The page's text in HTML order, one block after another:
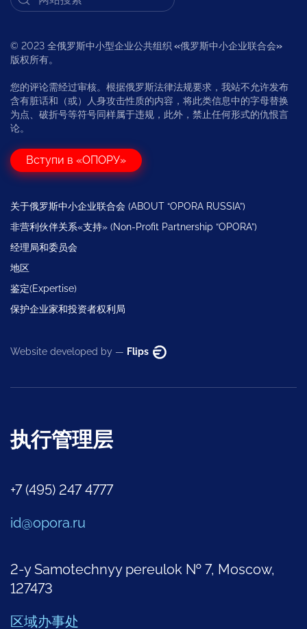
© 2023 全俄罗斯中小型企业公共组织 «俄罗斯中小企业联合会»
版权所有。
您的评论需经过审核。根据俄罗斯法律法规要求，我站不允许发布
含有脏话和（或）人身攻击性质的内容，将此类信息中的字母替换
为点、破折号等符号同样属于违规，此外，禁止任何形式的仇恨言
论。
Вступи в «ОПОРУ»
关于俄罗斯中小企业联合会 (ABOUT “OPORA RUSSIA”)
非营利伙伴关系«支持» (Non-Profit Partnership “OPORA”)
经理局和委员会
地区
鉴定(Expertise)
保护企业家和投资者权利局
Website developed by — Flips
执行管理层
+7 (495) 247 4777
id@opora.ru
2-y Samotechnyy pereulok № 7, Moscow,
127473
区域办事处